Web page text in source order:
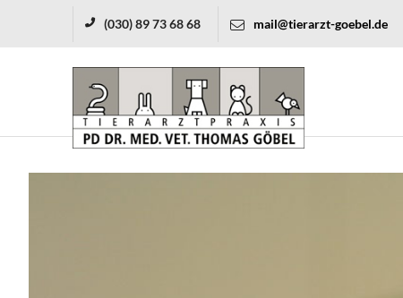
(030) 89 73 68 68 mail@tierarzt-goebel.de